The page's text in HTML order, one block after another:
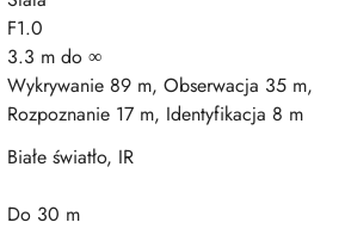
F1.0
3.3 m do ∞
Wykrywanie 89 m, Obserwacja 35 m,
Rozpoznanie 17 m, Identyfikacja 8 m
Białe światło, IR
Do 30 m